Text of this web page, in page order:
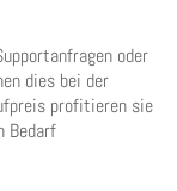
oder
dies bei der
profitieren sie
Bedarf